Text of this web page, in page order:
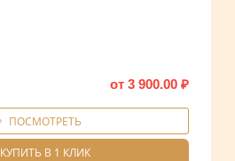
от 3 900.00 ₽
ПОСМОТРЕТЬ
КУПИТЬ В 1 КЛИК